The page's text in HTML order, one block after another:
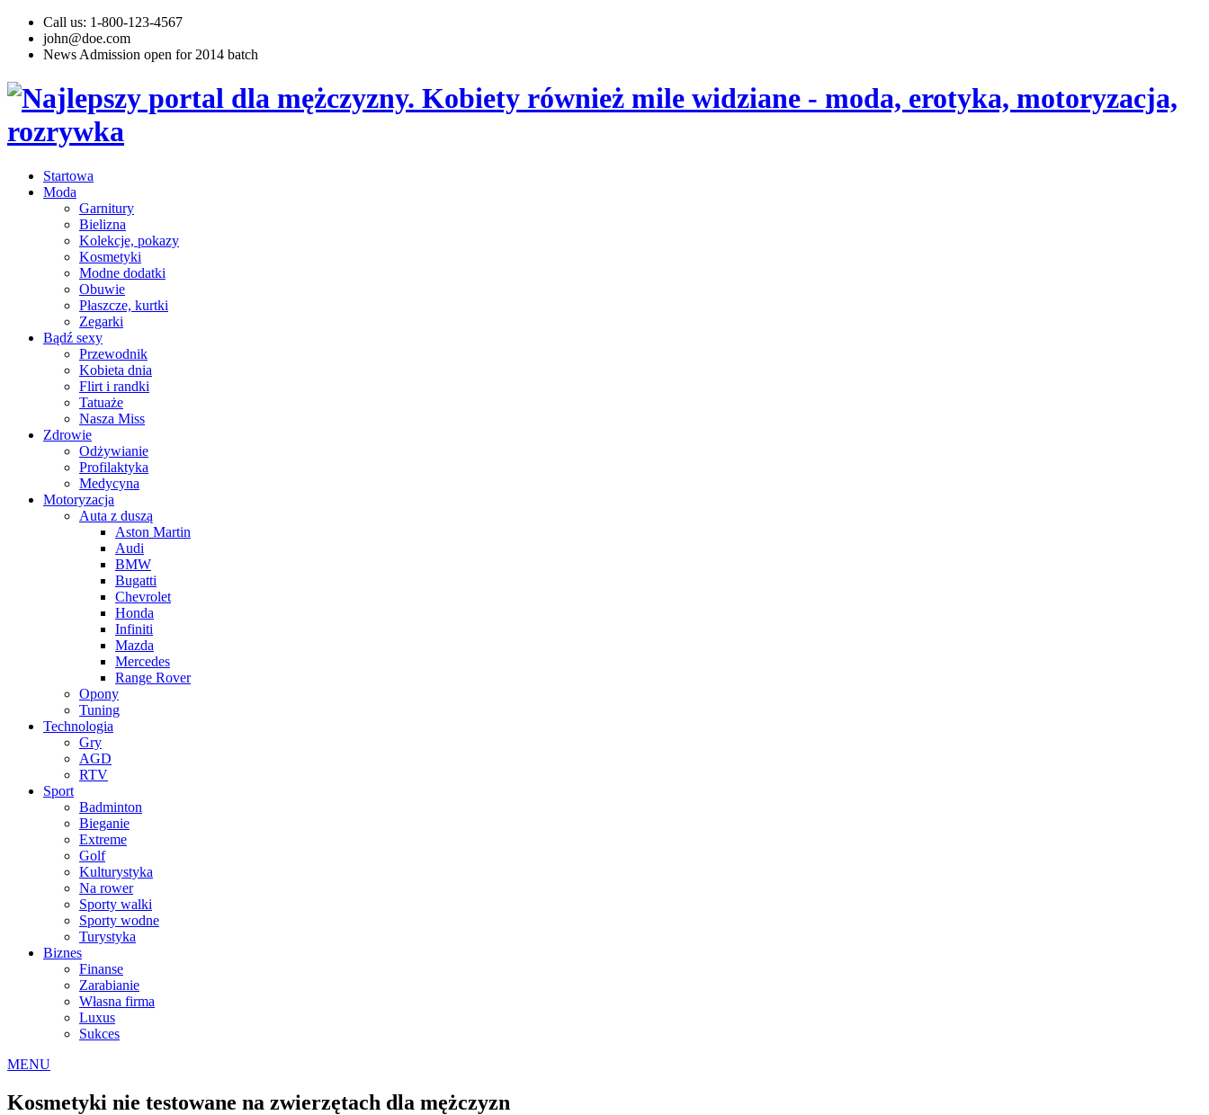
Call us: 1-800-123-4567
john@doe.com
News Admission open for 2014 batch
Startowa
Moda
Garnitury
Bielizna
Kolekcje, pokazy
Kosmetyki
Modne dodatki
Obuwie
Płaszcze, kurtki
Zegarki
Bądź sexy
Przewodnik
Kobieta dnia
Flirt i randki
Tatuaże
Nasza Miss
Zdrowie
Odżywianie
Profilaktyka
Medycyna
Motoryzacja
Auta z duszą
Aston Martin
Audi
BMW
Bugatti
Chevrolet
Honda
Infiniti
Mazda
Mercedes
Range Rover
Opony
Tuning
Technologia
Gry
AGD
RTV
Sport
Badminton
Bieganie
Extreme
Golf
Kulturystyka
Na rower
Sporty walki
Sporty wodne
Turystyka
Biznes
Finanse
Zarabianie
Własna firma
Luxus
Sukces
MENU
Kosmetyki nie testowane na zwierzętach dla mężczyzn